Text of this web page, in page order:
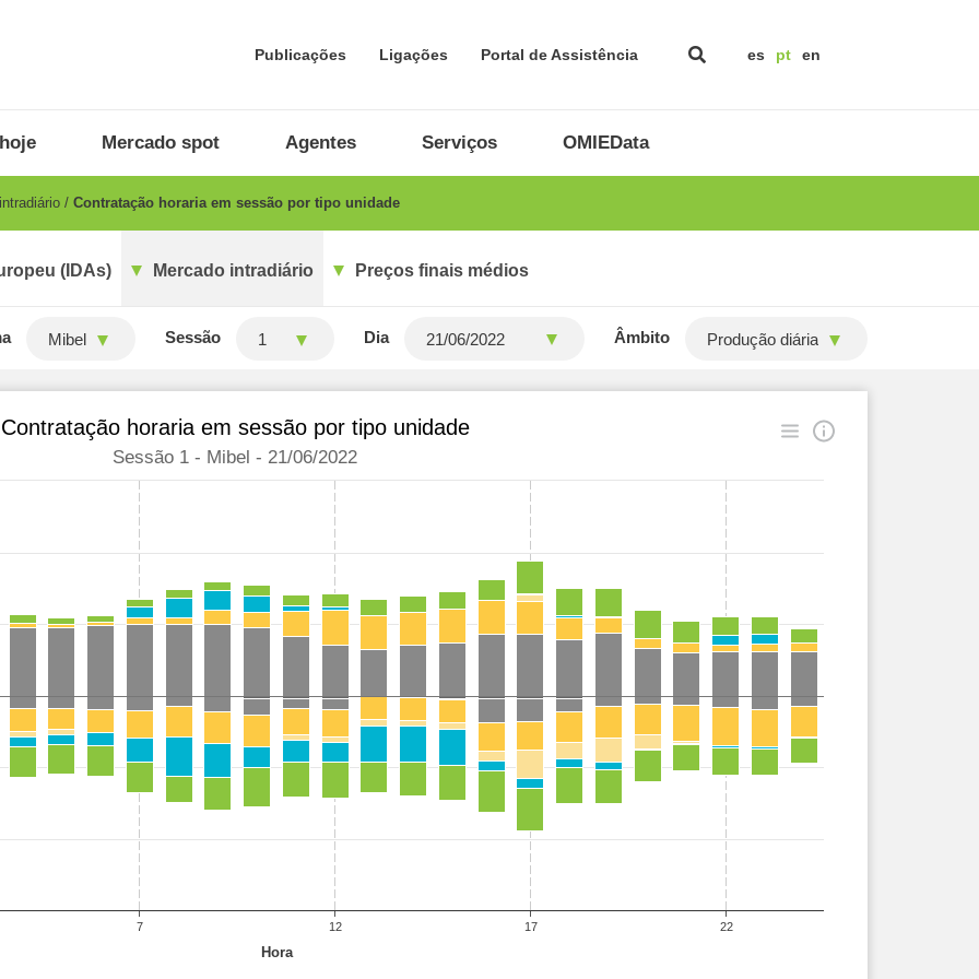
Publicações Ligações Portal de Assistência es pt en
Mercado spot Agentes Serviços OMIEData
Contratação horaria em sessão por tipo unidade
(IDAs) Mercado intradiário Preços finais médios
Mibel Sessão 1 Dia Âmbito Produção diária
Hora
Contratação horaria em sessão por tipo unidade
Sessão 1 - Mibel - 21/06/2022
7 12 17 22